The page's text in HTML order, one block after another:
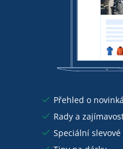
Přehled o
Rady a
Speciální slevové